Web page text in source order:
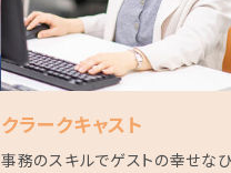
クラークキャスト
事務のスキルでゲストの幸せな